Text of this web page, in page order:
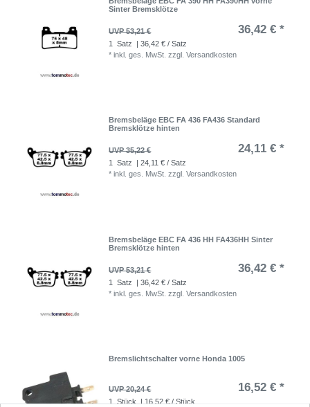
Sinter Bremsklötze
UVP 53,21 € 36,42 € *
1 Satz
| 36,42 € / Satz
*inkl. ges. MwSt. zzgl.Versandkosten
Bremsbeläge EBC FA 436 FA436 Standard
Bremsklötze hinten
UVP 35,22 € 24,11 € *
1 Satz
| 24,11 € / Satz
*inkl. ges. MwSt. zzgl.Versandkosten
Bremsbeläge EBC FA 436 HH FA436HH Sinter
Bremsklötze hinten
UVP 53,21 € 36,42 € *
1 Satz
| 36,42 € / Satz
*inkl. ges. MwSt. zzgl.Versandkosten
Bremslichtschalter vorne Honda 1005
UVP 20,24 € 16,52 € *
1 Stück
| 16,52 € / Stück